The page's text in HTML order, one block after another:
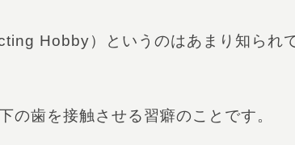
Hobby）というのはあまり知られ
の歯を接触させる習癖のことです。